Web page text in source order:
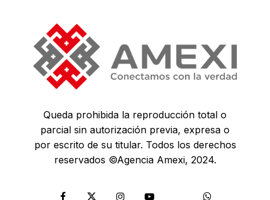
Queda prohibida la reproducción total o
parcial sin autorización previa, expresa o
por escrito de su titular. Todos los derechos
reservados ©Agencia Amexi, 2024.